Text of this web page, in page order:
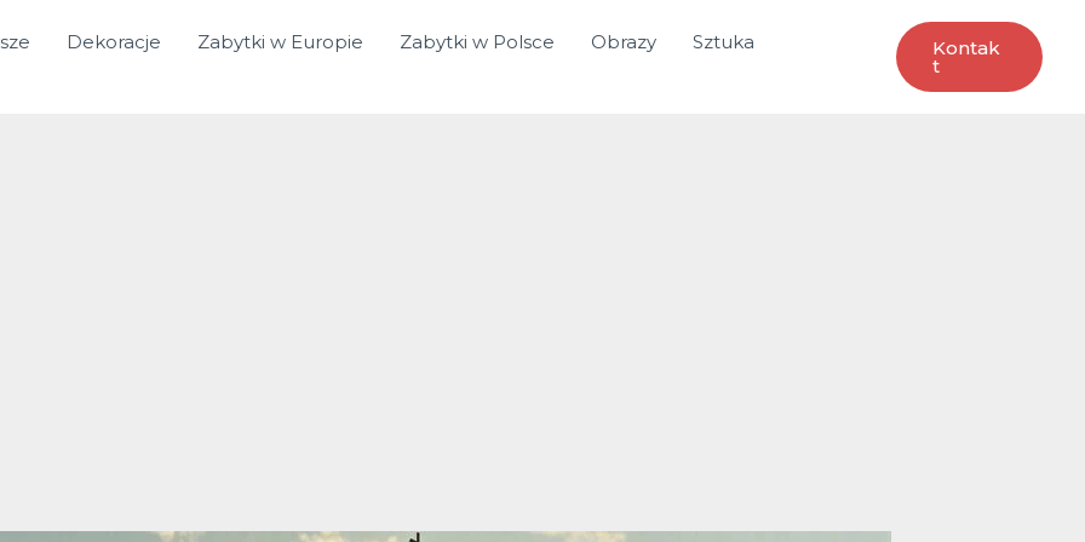
Dekoracje Zabytki w Europie Zabytki w Polsce Obrazy
Sztuka
Kontak
T